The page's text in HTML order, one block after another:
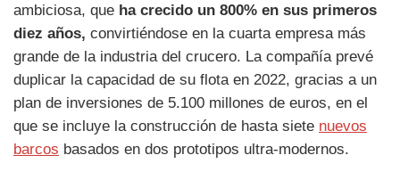
ambiciosa, que ha crecido un 800% en sus primeros
diez años, convirtiéndose en la cuarta empresa más
grande de la industria del crucero. La compañía prevé
duplicar la capacidad de su flota en 2022, gracias a un
plan de inversiones de 5.100 millones de euros, en el
que se incluye la construcción de hasta siete nuevos
barcos basados en dos prototipos ultra-modernos.